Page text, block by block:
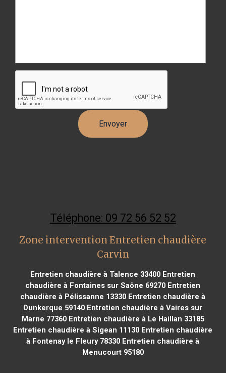
Téléphone: 09 72 56 52 52
Zone intervention Entretien chaudière
Carvin
Entretien chaudière à Talence 33400 Entretien
chaudière à Fontaines sur Saône 69270 Entretien
chaudière à Pélissanne 13330 Entretien chaudière à
Dunkerque 59140 Entretien chaudière à Vaires sur
Marne 77360Entretien chaudière à Le Haillan 33185
Entretien chaudière à Sigean 11130 Entretien chaudière
à Fontenay le Fleury 78330 Entretien chaudière à
Menucourt 95180